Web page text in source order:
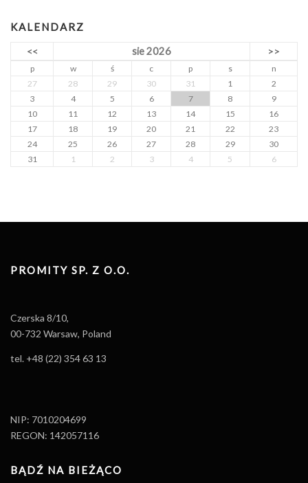
KALENDARZ
<< sie 2026 >>
p w ś c p s
n
27
28 29 30 31 1
2
3
4 5 6 7 8
9
10
11 12 13 14 15
16
17
18 19 20 21 22
23
24
25 26 27 28 29
30
31
1 2 3 4 5 6
PROMITY SP. Z O.O.
Czerska 8/10,
00-732 Warsaw, Poland
tel. +48 (22) 354 63 13
NIP: 7010204699
REGON: 142057116
BĄDŹ NA BIEŻĄCO